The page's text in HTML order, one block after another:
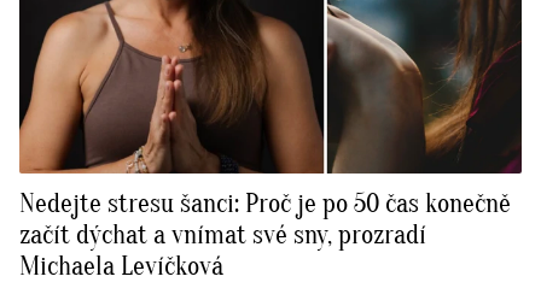
Nedejte stresu šanci: Proč je po 50 čas konečně
začít dýchat a vnímat své sny, prozradí
Michaela Levíčková